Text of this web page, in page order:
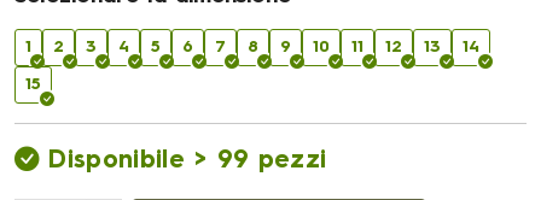
1 2 3 4 5 6 7 8 9 10 11 12 13 14
15
Disponibile > 99 pezzi